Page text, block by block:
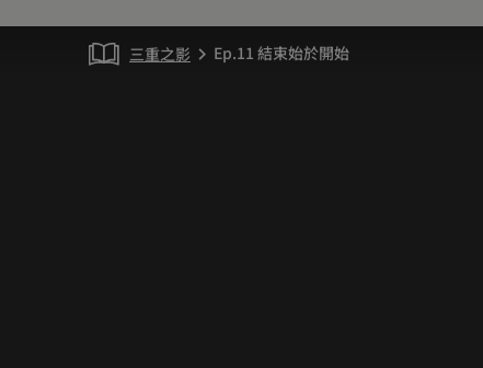
三重之影 chevron_right Ep.11 結束始於開始